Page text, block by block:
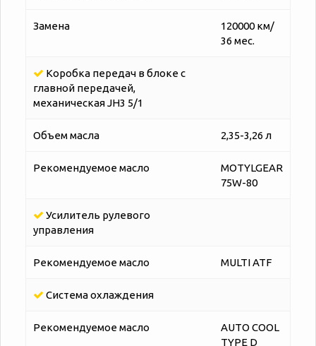
Замена
120000 км/
36 мес.
Коробка передач в блоке с
главной передачей,
механическая JH3 5/1
Объем масла 2,35-3,26 л
Рекомендуемое масло
MOTYLGEAR
75W-80
Усилитель рулевого
управления
Рекомендуемое масло MULTI ATF
Система охлаждения
Рекомендуемое масло
AUTO COOL
TYPE D